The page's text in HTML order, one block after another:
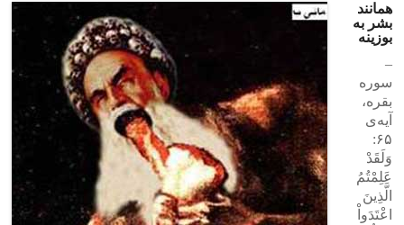
همانند
بشر به
بوزینه
–
سوره
بقره،
آیه‌ی
۶۵:
وَلَقَدْ
عَلِمْتُمُ
الَّذِینَ
اعْتَدَواْ